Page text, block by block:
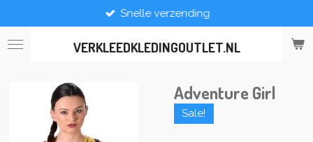
direct
naar
VERKLEEDKLEDINGOUTLET.NL
Snelle verzending
Adventure Girl
Sale!